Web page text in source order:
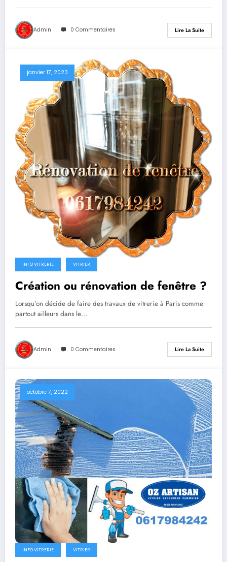
Admin 0 Commentaires Lire La Suite
janvier 17, 2023
INFO VITRERIE VITRIER
Création ou rénovation de fenêtre ?
Lorsqu’on décide de faire des travaux de vitrerie à Paris comme
partout ailleurs dans le…
Admin 0 Commentaires Lire La Suite
octobre 7, 2022
INFO VITRERIE VITRIER